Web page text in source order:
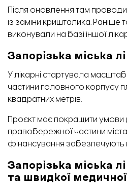
Після оновлення там
із заміни кришталика. Раніше
виконували на базі іншої
Запорізька міська
У лікарні стартувала
частини головного корпусу
квадратних метрів.
Проєкт має покращити умови
правобережної частини
фінансування забезпечують
Запорізька міська
та швидкої